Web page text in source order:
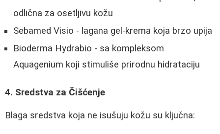
odlična za osetljivu kožu
Sebamed Visio - lagana gel-krema koja brzo upija
Bioderma Hydrabio - sa kompleksom
Aquagenium koji stimuliše prirodnu hidrataciju
4. Sredstva za Čišćenje
Blaga sredstva koja ne isušuju kožu su ključna: